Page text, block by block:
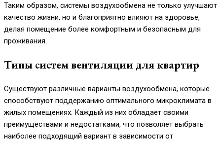
Таким образом, системы воздухообмена не только улучшают
качество жизни, но и благоприятно влияют на здоровье,
делая помещение более комфортным и безопасным для
проживания.
Типы систем вентиляции для квартир
Существуют различные варианты воздухообмена, которые
способствуют поддержанию оптимального микроклимата в
жилых помещениях. Каждый из них обладает своими
преимуществами и недостатками, что позволяет выбрать
наиболее подходящий вариант в зависимости от